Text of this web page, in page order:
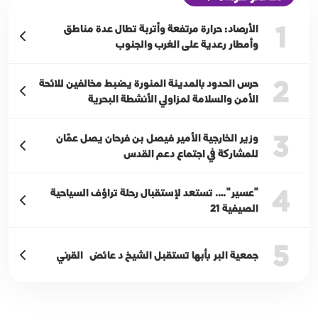
1
الأرصاد: حرارة مرتفعة وأتربة تطال عدة مناطق
وأمطار رعدية على الغرب والجنوب
2
حرس الحدود بالمدينة المنورة يضبط مخالفين للائحة
الأمن والسلامة لمزاولي الأنشطة البحرية
3
وزير الخارجية الأمير فيصل بن فرحان يصل عمّان
للمشاركة في اجتماع دعم القدس
4
"عسير"…. تستعد لإستقبال رحلة تراؤف السياحية
الصيفية 21
5 جمعية البر بأبها تستقبل الشيخ د عائض القرني